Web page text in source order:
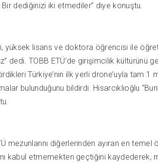
dediğinizi iki etmediler” diye konuştu.
yüksek lisans ve doktora öğrencisi ile
dedi. TOBB ETÜ’de girişimcilik kültürünü
Türkiye’nin ilk yerli drone’uyla tam 1
bulunduğunu bildirdi. Hisarcıklıoğlu
diğerlerinden ayıran en temel
kabul etmemekten geçtiğini kaydederek,